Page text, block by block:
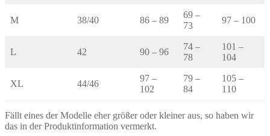
M 38/40 86 – 89
69 –
73
97 – 100
L 42 90 – 96
74 –
78
101 –
104
XL 44/46
97 –
102
79 –
84
105 –
110
Fällt eines der Modelle eher größer oder kleiner aus, so haben wir
das in der Produktinformation vermerkt.